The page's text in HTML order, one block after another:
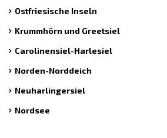
Ostfriesische Inseln
Krummhörn und Greetsiel
Carolinensiel-Harlesiel
Norden-Norddeich
Neuharlingersiel
Nordsee